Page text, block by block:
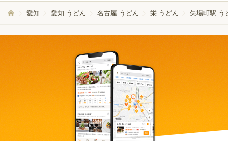
愛知 愛知 うどん 名古屋 うどん 栄 うどん 矢場町駅 う